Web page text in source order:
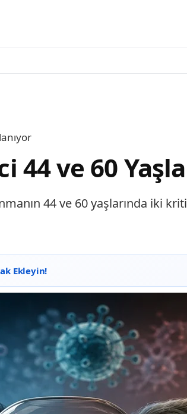
ve 60
44 ve 60 yaşlarında iki
Ekleyin!